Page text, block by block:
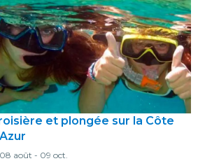
restaurants
cinéma
et plongée sur la Côte
08 août - 09 oct.